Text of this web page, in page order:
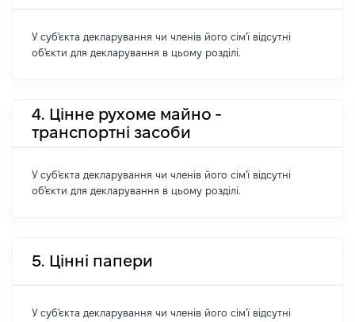
У суб'єкта декларування чи членів його сім'ї відсутні
об'єкти для декларування в цьому розділі.
4. Цінне рухоме майно -
транспортні засоби
У суб'єкта декларування чи членів його сім'ї відсутні
об'єкти для декларування в цьому розділі.
5. Цінні папери
У суб'єкта декларування чи членів його сім'ї відсутні